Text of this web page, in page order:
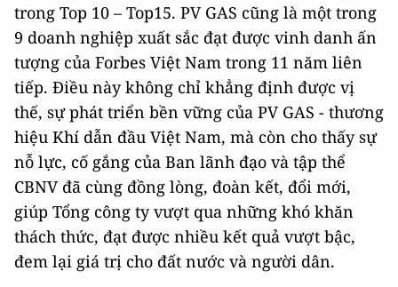
trong Top 10 – Top15. PV GAS cũng là một trong
9 doanh nghiệp xuất sắc đạt được vinh danh ấn
tượng của Forbes Việt Nam trong 11 năm liên
tiếp. Điều này không chỉ khẳng định được vị
thế, sự phát triển bền vững của PV GAS - thương
hiệu Khí dẫn đầu Việt Nam, mà còn cho thấy sự
nỗ lực, cố gắng của Ban lãnh đạo và tập thể
CBNV đã cùng đồng lòng, đoàn kết, đổi mới,
giúp Tổng công ty vượt qua những khó khăn
thách thức, đạt được nhiều kết quả vượt bậc,
đem lại giá trị cho đất nước và người dân.